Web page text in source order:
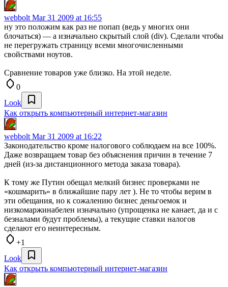
webbolt Mar 31 2009 at 16:55
ну это положим как раз не попап (ведь у многих они
блочаться) — а изначально скрытый слой (div). Сделали чтобы
не перегружать страницу всеми многочисленными
свойствами ноутов.
Сравнение товаров уже близко. На этой неделе.
0
Look
Как открыть компьютерный интернет-магазин
webbolt Mar 31 2009 at 16:22
Законодательство кроме налогового соблюдаем на все 100%.
Даже возвращаем товар без объяснения причин в течение 7
дней (из-за дистанционного метода заказа товара).
К тому же Путин обещал мелкий бизнес проверками не
«кошмарить» в ближайшие пару лет ). Не то чтобы верим в
эти обещания, но к сожалению бизнес деньгоемок и
низкомаржинабелен изначально (упрощенка не канает, да и с
безналами будут проблемы), а текущие ставки налогов
сделают его неинтересным.
+1
Look
Как открыть компьютерный интернет-магазин